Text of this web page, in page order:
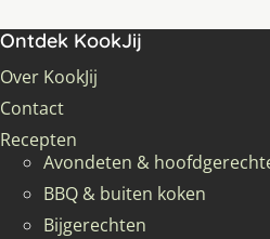
Ontdek KookJij
Over KookJij
Contact
Recepten
Avondeten &
BBQ & buiten koken
Bijgerechten